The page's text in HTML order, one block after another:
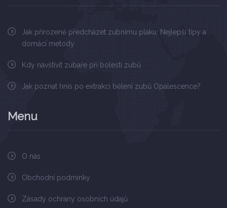
Jak přirozeně předcházet zubnímu plaku: Nejlepší tipy a
domácí metody
Kdy navštívit zubaře při bolesti zubů
Jak poznat hnis po extrakci bělení zubů Opalescence?
Menu
O nás
Obchodní podmínky
Zásady ochrany osobních údajů